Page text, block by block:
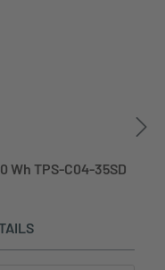
Wh TPS-C04-35SD